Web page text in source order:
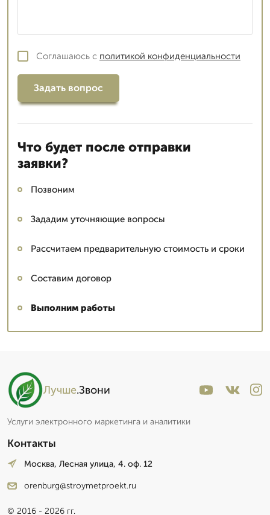
Соглашаюсь с политикой конфиденциальности
Задать вопрос
Что будет после отправки
заявки?
Позвоним
Зададим уточняющие вопросы
Рассчитаем предварительную стоимость и сроки
Составим договор
Выполним работы
Лучше.Звони
Услуги электронного маркетинга и аналитики
Контакты
Москва, Лесная улица, 4. оф. 12
orenburg@stroymetproekt.ru
© 2016 - 2026 гг.